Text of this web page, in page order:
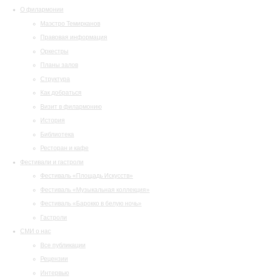
О филармонии
Маэстро Темирканов
Правовая информация
Оркестры
Планы залов
Структура
Как добраться
Визит в филармонию
История
Библиотека
Ресторан и кафе
Фестивали и гастроли
Фестиваль «Площадь Искусств»
Фестиваль «Музыкальная коллекция»
Фестиваль «Барокко в белую ночь»
Гастроли
СМИ о нас
Все публикации
Рецензии
Интервью